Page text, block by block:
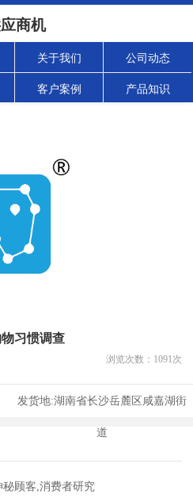
商机
关于我们 公司动态
客户案例 产品知识
习惯调查
浏览次数： 1091次
发货地:湖南省长沙岳麓区咸嘉湖街
道
顾客,消费者研究